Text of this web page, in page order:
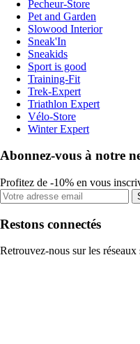
Pecheur-Store
Pet and Garden
Slowood Interior
Sneak'In
Sneakids
Sport is good
Training-Fit
Trek-Expert
Triathlon Expert
Vélo-Store
Winter Expert
Abonnez-vous à notre
Profitez de -10% en vous
Restons connectés
Retrouvez-nous sur les réseaux